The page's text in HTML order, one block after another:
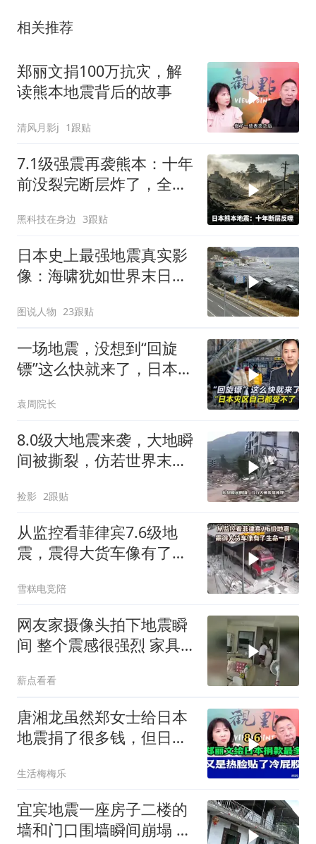
相关推荐
郑丽文捐100万抗灾，解
读熊本地震背后的故事
清风月影j 1跟贴
7.1级强震再袭熊本：十年
前没裂完断层炸了，全球
黑科技在身边 3跟贴
日本史上最强地震真实影
像：海啸犹如世界末日，
图说人物 23跟贴
一场地震，没想到“回旋
镖”这么快就来了，日本灾
袁周院长
8.0级大地震来袭，大地瞬
间被撕裂，仿若世界末日
捡影 2跟贴
从监控看菲律宾7.6级地
震，震得大货车像有了生
雪糕电竞陪
网友家摄像头拍下地震瞬
间 整个震感很强烈 家具
薪点看看
唐湘龙虽然郑女士给日本
地震捐了很多钱，但日本
生活梅梅乐
宜宾地震一座房子二楼的
墙和门口围墙瞬间崩塌 门